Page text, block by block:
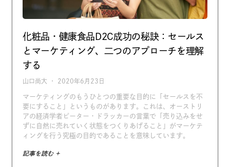
化粧品・健康食品D2C成功の秘訣：セールス
とマーケティング、二つのアプローチを理解
する
山口尚大 2020年6月23日
マーケティングのもうひとつの重要な目的に「セールスを不
要にすること」というものがあります。これは、オーストリ
アの経済学者ピーター・ドラッカーの言葉で「売り込みをせ
ずに自然に売れていく状態をつくりあげること」がマーケテ
ィングを行う究極の目的であることを意味しています。
記事を読む +